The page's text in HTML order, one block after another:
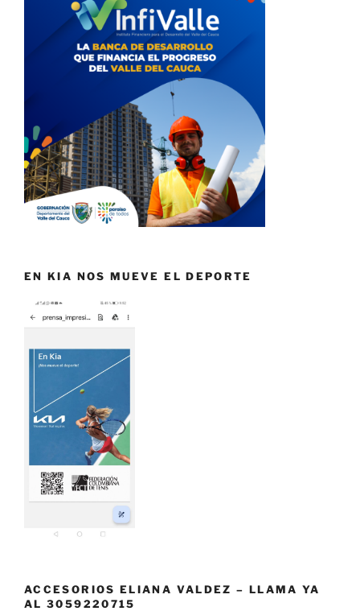
EN KIA NOS MUEVE EL DEPORTE
ACCESORIOS ELIANA VALDEZ – LLAMA YA
AL 3059220715